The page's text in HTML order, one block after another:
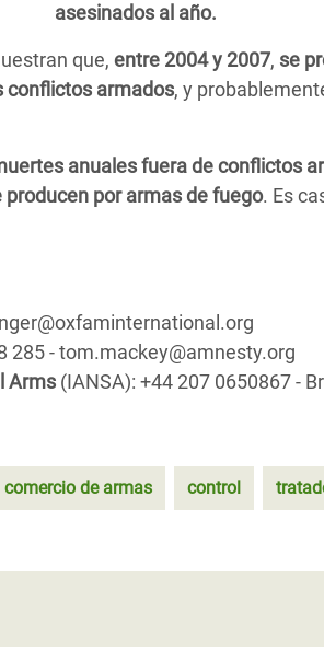
asesinados al año.
que, entre 2004 y 2007, se
conflictos armados, y
anuales fuera de conflictos
producen por armas de fuego. Es
285 - tom.mackey@amnesty.org
Arms (IANSA): +44 207 0650867 -
comercio de armas control